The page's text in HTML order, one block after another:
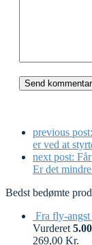
previous post:
er ved at
next post:
Er det
Bedst bedømte
Fra fly-
Vurderet 5.00
269,00 Kr.